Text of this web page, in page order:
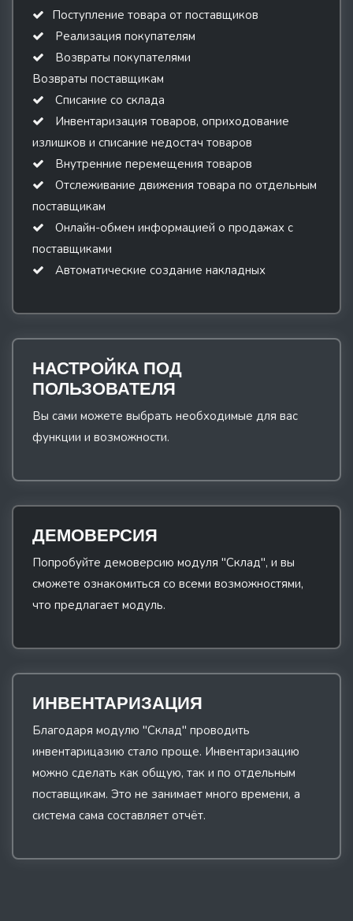
Поступление товара от поставщиков
Реализация покупателям
Возвраты покупателями
Возвраты поставщикам
Списание со склада
Инвентаризация товаров, оприходование
излишков и списание недостач товаров
Внутренние перемещения товаров
Отслеживание движения товара по отдельным
поставщикам
Онлайн-обмен информацией о продажах с
поставщиками
Автоматические создание накладных
НАСТРОЙКА ПОД
ПОЛЬЗОВАТЕЛЯ
Вы сами можете выбрать необходимые для вас
функции и возможности.
ДЕМОВЕРСИЯ
Попробуйте демоверсию модуля "Склад", и вы
сможете ознакомиться со всеми возможностями,
что предлагает модуль.
ИНВЕНТАРИЗАЦИЯ
Благодаря модулю "Склад" проводить
инвентарицазию стало проще. Инвентаризацию
можно сделать как общую, так и по отдельным
поставщикам. Это не занимает много времени, а
система сама составляет отчёт.